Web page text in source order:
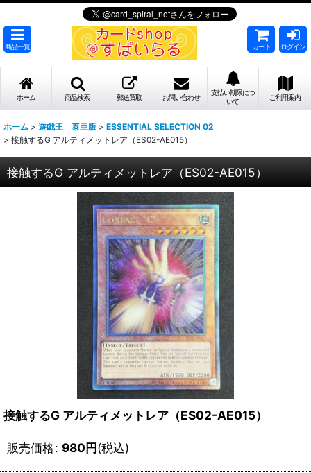
商品一覧 カート ログイン
ホーム 商品検索 郵送買取 お問い合わせ
支払い期限につ
いて
ご利用案内
ホーム > 遊戯王 泰亜版 > ESSENTIAL SELECTION 02
> 接触するG アルティメットレア（ES02-AE015）
接触するG アルティメットレア（ES02-AE015）
接触するG アルティメットレア（ES02-AE015）
販売価格: 980円(税込)